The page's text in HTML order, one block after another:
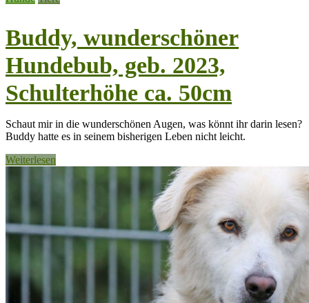
Buddy, wunderschöner
Hundebub, geb. 2023,
Schulterhöhe ca. 50cm
Schaut mir in die wunderschönen Augen, was könnt ihr darin lesen?
Buddy hatte es in seinem bisherigen Leben nicht leicht.
Weiterlesen